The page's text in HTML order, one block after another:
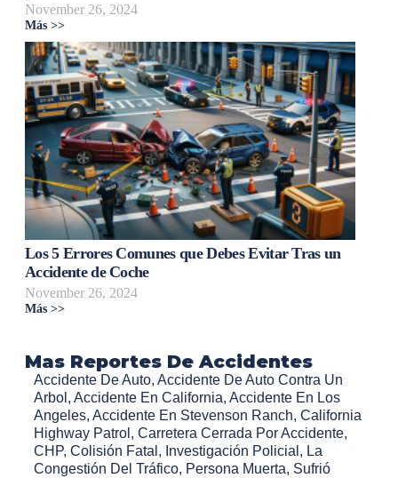
November 26, 2024
Más >>
Los 5 Errores Comunes que Debes Evitar Tras un
Accidente de Coche
November 26, 2024
Más >>
Mas Reportes De Accidentes
Accidente De Auto, Accidente De Auto Contra Un
Arbol , Accidente En California, Accidente En Los
Angeles, Accidente En Stevenson Ranch, California
Highway Patrol , Carretera Cerrada Por Accidente,
CHP, Colisión Fatal , Investigación Policial , La
Congestión Del Tráfico, Persona Muerta, Sufrió